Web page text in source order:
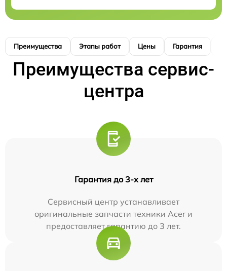
Преимущества Этапы работ Цены Гарантия
Преимущества сервис-
центра
Гарантия до 3-х лет
Сервисный центр устанавливает
оригинальные запчасти техники Acer и
предоставляет гарантию до 3 лет.